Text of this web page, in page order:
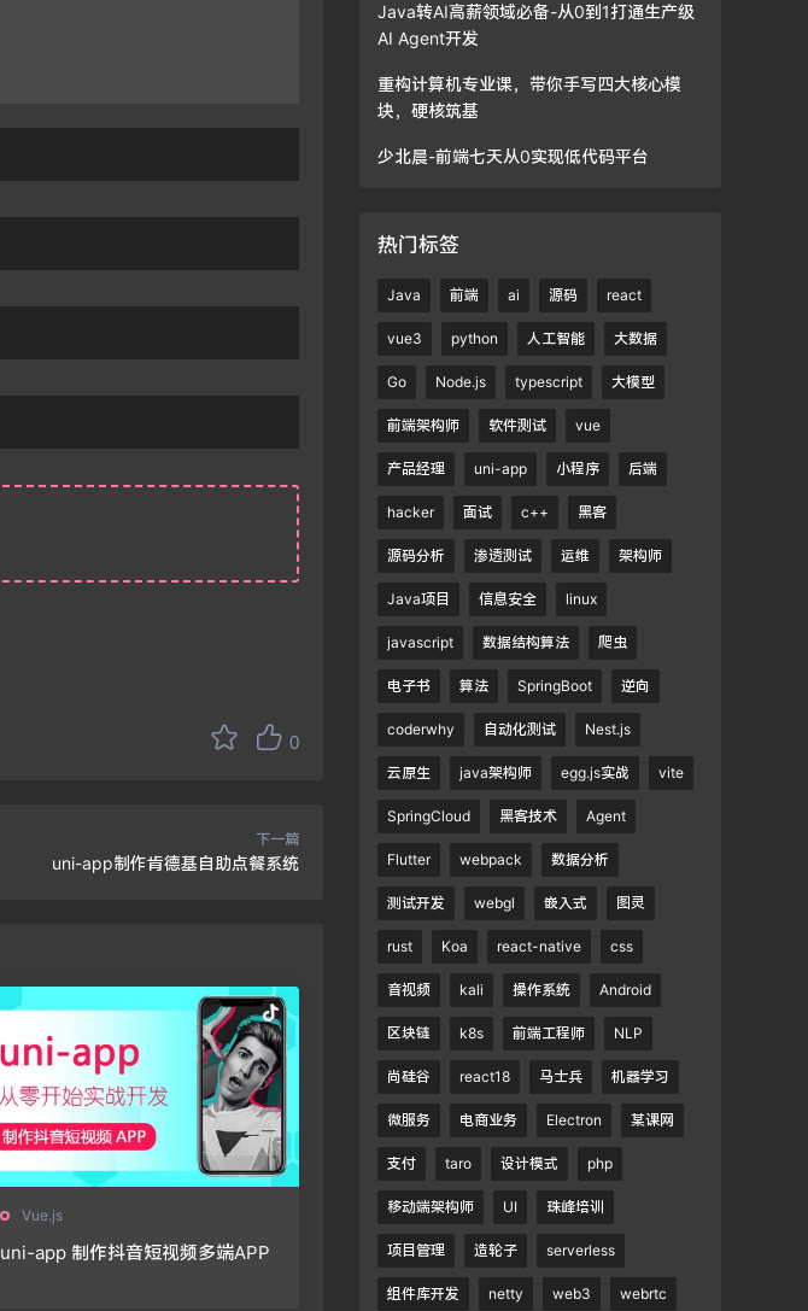
0
下一篇
uni-app制作肯德基自助点餐系统
Vue.js
uni-app 制作抖音短视频多端APP
Java转AI高薪领域必备-从0到1打通生产级
AI Agent开发
重构计算机专业课，带你手写四大核心模
块，硬核筑基
少北晨-前端七天从0实现低代码平台
热门标签
Java 前端 ai 源码 react
vue3 python 人工智能 大数据
Go Node.js typescript 大模型
前端架构师 软件测试 vue
产品经理 uni-app 小程序 后端
hacker 面试 c++ 黑客
源码分析 渗透测试 运维 架构师
Java项目 信息安全 linux
javascript 数据结构算法 爬虫
电子书 算法 SpringBoot 逆向
coderwhy 自动化测试 Nest.js
云原生 java架构师 egg.js实战 vite
SpringCloud 黑客技术 Agent
Flutter webpack 数据分析
测试开发 webgl 嵌入式 图灵
rust Koa react-native css
音视频 kali 操作系统 Android
区块链 k8s 前端工程师 NLP
尚硅谷 react18 马士兵 机器学习
微服务 电商业务 Electron 某课网
支付 taro 设计模式 php
移动端架构师 UI 珠峰培训
项目管理 造轮子 serverless
组件库开发 netty web3 webrtc